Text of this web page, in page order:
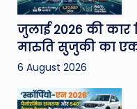
जुलाई 2026 की कार
मारुति सुजुकी का
6 August 2026